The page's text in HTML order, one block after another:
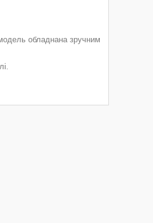
обладнана зручним